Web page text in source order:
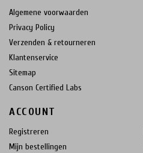
Algemene voorwaarden
Privacy Policy
Verzenden & retourneren
Klantenservice
Sitemap
Canson Certified Labs
ACCOUNT
Registreren
Mijn bestellingen